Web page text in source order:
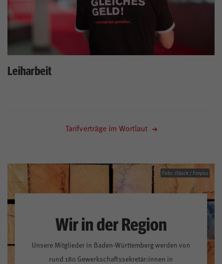
Leiharbeit
Tarifverträge im Wortlaut
Foto: iStock / Foryou
Wir in der Region
Unsere Mitglieder in Baden-Württemberg werden von
rund 180 Gewerkschaftssekretär:innen in